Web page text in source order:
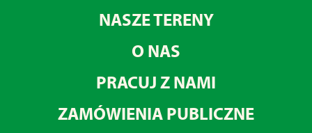
NASZE TERENY
O NAS
PRACUJ Z NAMI
ZAMÓWIENIA PUBLICZNE